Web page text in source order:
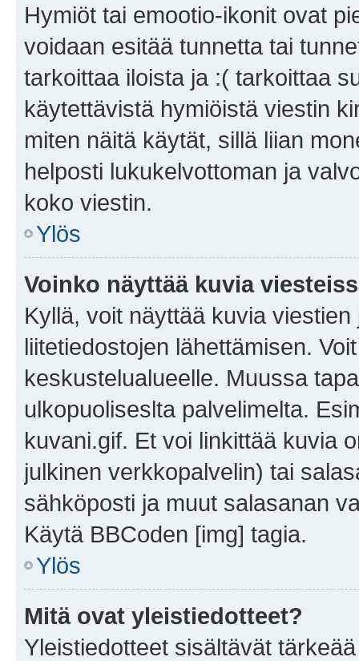
Hymiöt tai emootio-ikonit ovat
voidaan esitää tunnetta tai
tarkoittaa iloista ja :( tarkoittaa
käytettävistä hymiöistä viestin
miten näitä käytät, sillä liian
helposti lukukelvottoman ja
koko viestin.
Ylös
Voinko näyttää kuvia
Kyllä, voit näyttää kuvia
liitetiedostojen lähettämisen.
keskustelualueelle. Muussa
ulkopuoliseslta palvelimelta.
kuvani.gif. Et voi linkittää kuvia
julkinen verkkopalvelin) tai
sähköposti ja muut salasanan
Käytä BBCoden [img] tagia.
Ylös
Mitä ovat yleistiedotteet?
Yleistiedotteet sisältävät